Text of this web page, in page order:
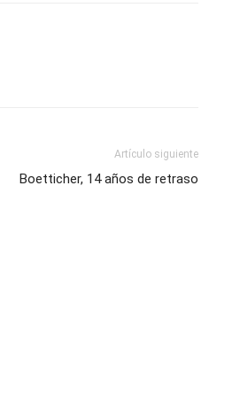
Artículo siguiente
Boetticher, 14 años de retraso